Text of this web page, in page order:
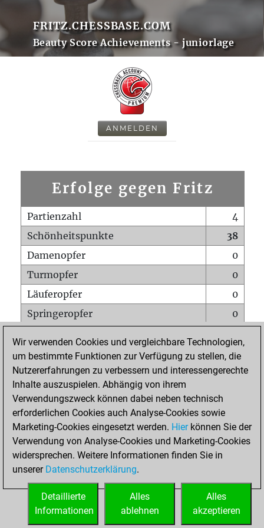
FRITZ.CHESSBASE.COM
Beauty Score Achievements - juniorlage
ANMELDEN
Erfolge gegen Fritz
Partienzahl
4
Schönheitspunkte
38
Damenopfer
0
Turmopfer
0
Läuferopfer
0
Springeropfer
0
Matt auf vollem Brett
0
Bauer setzt Matt
0
Erstickte Matts
Unterverwandlungen
Türme auf der siebten
0
STARTSEITE
Wir verwenden Cookies und vergleichbare Technologien,
um bestimmte Funktionen zur Verfügung zu stellen, die
Nutzererfahrungen zu verbessern und interessengerechte
Inhalte auszuspielen. Abhängig von ihrem
Verwendungszweck können dabei neben technisch
erforderlichen Cookies auch Analyse-Cookies sowie
Marketing-Cookies eingesetzt werden. Hierkönnen Sie der
Verwendung von Analyse-Cookies und Marketing-Cookies
widersprechen. Weitere Informationen finden Sie in
unserer Datenschutzerklärung.
Alles
akzeptieren
Alles
ablehnen
Detaillierte
Informationen